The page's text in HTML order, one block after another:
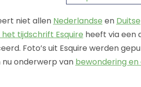
niet allen Nederlandse en Duitse
tijdschrift Esquire heeft via een
Foto’s uit Esquire werden
nu onderwerp van bewondering